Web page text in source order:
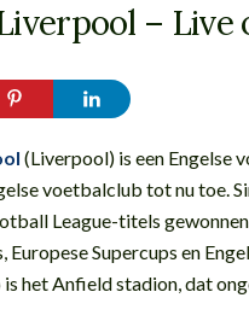
– Live
(Liverpool) is een Engelse
voetbalclub tot nu toe.
League-titels
Europese Supercups en
het Anfield stadion, dat